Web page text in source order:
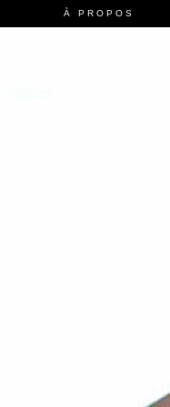
À PROPOS